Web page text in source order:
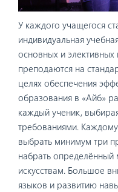
У каждого учащегося
индивидуальная
основных и
преподаются на
целях обеспечения
образования в «Айб»
каждый ученик,
требованиями.
выбрать минимум три
набрать
искусствам. Большое
языков и развитию